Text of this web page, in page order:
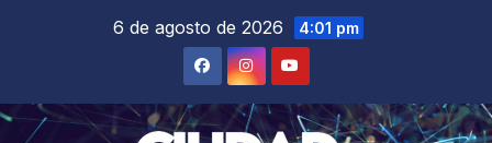
6 de agosto de 2026 4:01 pm